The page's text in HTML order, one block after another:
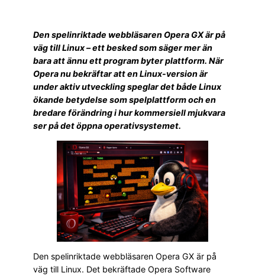
Den spelinriktade webbläsaren Opera GX är på
väg till Linux – ett besked som säger mer än
bara att ännu ett program byter plattform. När
Opera nu bekräftar att en Linux-version är
under aktiv utveckling speglar det både Linux
ökande betydelse som spelplattform och en
bredare förändring i hur kommersiell mjukvara
ser på det öppna operativsystemet.
Den spelinriktade webbläsaren Opera GX är på
väg till Linux. Det bekräftade Opera Software